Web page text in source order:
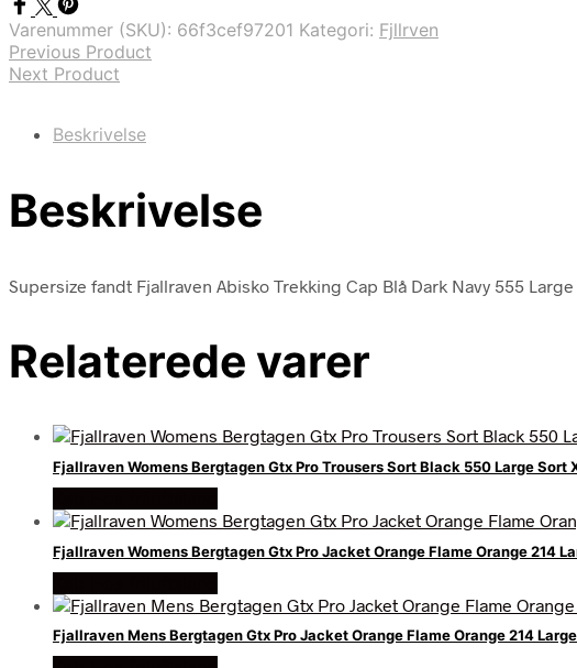
Varenummer (SKU): 66f3cef97201 Kategori: Fjllrven
Previous Product
Next Product
Beskrivelse
Beskrivelse
Supersize fandt Fjallraven Abisko Trekking Cap Blå Dark Navy 555
Relaterede varer
Fjallraven Womens Bergtagen Gtx Pro Trousers Sort Black 550 Large Sort
Fjallraven Womens Bergtagen Gtx Pro Jacket Orange Flame Orange 214
Fjallraven Mens Bergtagen Gtx Pro Jacket Orange Flame Orange 214